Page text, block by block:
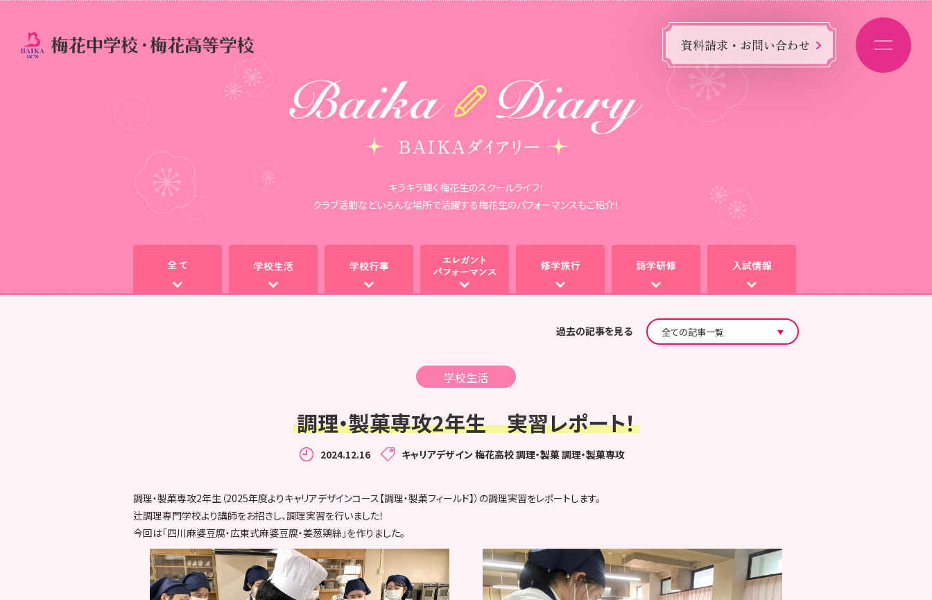
資料請求・お問い合わせ
キラキラ輝く梅花生のスクールライフ！
クラブ活動などいろんな場所で活躍する梅花生のパフォーマンスもご紹介！
過去の記事を見る
学校生活
調理・製菓専攻2年生 実習レポート！
2024.12.16 キャリアデザイン 梅花高校調理・製菓調理・製菓専攻
調理・製菓専攻2年生（2025年度よりキャリアデザインコース【調理・製菓フィールド】）の調理実習をレポートします。
辻調理専門学校より講師をお招きし、調理実習を行いました！
今回は「四川麻婆豆腐・広東式麻婆豆腐・姜葱鶏絲」を作りました。